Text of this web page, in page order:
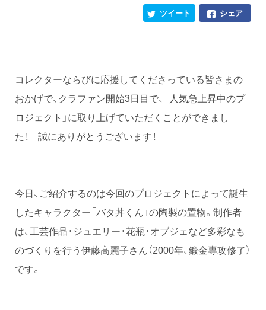
シェア
ツイート
コレクターならびに応援してくださっている皆さまの
おかげで、クラファン開始3日目で、「人気急上昇中のプ
ロジェクト」に取り上げていただくことができまし
た！ 誠にありがとうございます！
今日、ご紹介するのは今回のプロジェクトによって誕生
したキャラクター「バタ丼くん」の陶製の置物。制作者
は、工芸作品・ジュエリー・花瓶・オブジェなど多彩なも
のづくりを行う伊藤高麗子さん（2000年、鍛金専攻修了）
です。